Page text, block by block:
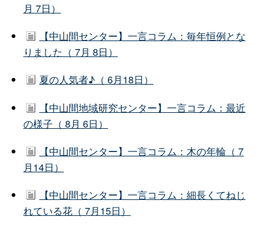
月 7日）
【中山間センター】一言コラム：毎年恒例とな
りました（ 7月 8日）
夏の人気者♪（ 6月18日）
【中山間地域研究センター】一言コラム：最近
の様子（ 8月 6日）
【中山間センター】一言コラム：木の年輪（ 7
月14日）
【中山間センター】一言コラム：細長くてねじ
れている花（ 7月15日）